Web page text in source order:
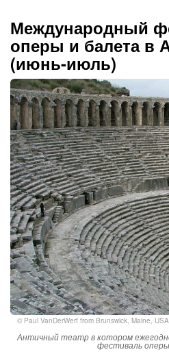
Международный
оперы и балета в
(июнь-июль)
© Paul VanDerWerf from Brunswick, Maine, USA
Античный театр в котором
фестиваль